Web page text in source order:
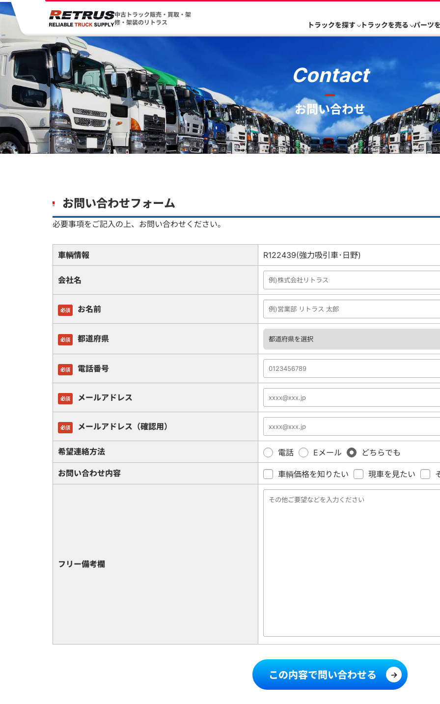
中古トラック販売・買取・架
修・架装のリトラス
トラックを探す トラックを売る パーツ
Contact
お問い合わせ
お問い合わせフォーム
必要事項をご記入の上、お問い合わせください。
車輌情報 R122439(強力吸引車･日野)
会社名
必須 お名前
必須 都道府県
必須 電話番号
必須 メールアドレス
必須 メールアドレス（確認用）
希望連絡方法 電話 Eメール どちらでも
お問い合わせ内容 車輌価格を知りたい 現車を見たい
フリー備考欄
この内容で問い合わせる